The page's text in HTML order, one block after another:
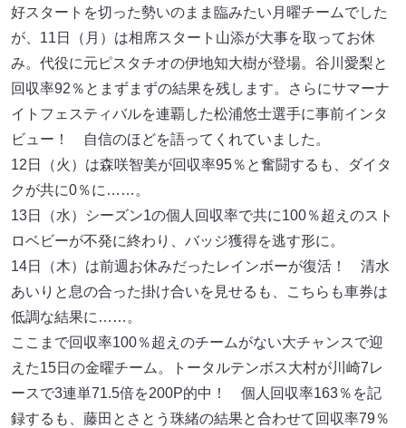
好スタートを切った勢いのまま臨みたい月曜チームでした
が、11日（月）は相席スタート山添が大事を取ってお休
み。代役に元ピスタチオの伊地知大樹が登場。谷川愛梨と
回収率92％とまずまずの結果を残します。さらにサマーナ
イトフェスティバルを連覇した松浦悠士選手に事前インタ
ビュー！ 自信のほどを語ってくれていました。
12日（火）は森咲智美が回収率95％と奮闘するも、ダイタ
クが共に0％に……。
13日（水）シーズン1の個人回収率で共に100％超えのスト
ロベビーが不発に終わり、バッジ獲得を逃す形に。
14日（木）は前週お休みだったレインボーが復活！ 清水
あいりと息の合った掛け合いを見せるも、こちらも車券は
低調な結果に……。
ここまで回収率100％超えのチームがない大チャンスで迎
えた15日の金曜チーム。トータルテンボス大村が川崎7レ
ースで3連単71.5倍を200P的中！ 個人回収率163％を記
録するも、藤田とさとう珠緒の結果と合わせて回収率79％